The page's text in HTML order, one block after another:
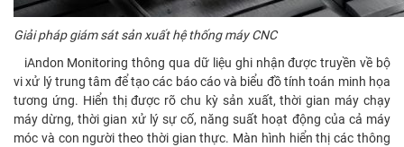
Giải pháp giám sát sản xuất hệ thống máy CNC
iAndon Monitoring thông qua dữ liệu ghi nhận được truyền về bộ
vi xử lý trung tâm để tạo các báo cáo và biểu đồ tính toán minh họa
tương ứng. Hiển thị được rõ chu kỳ sản xuất, thời gian máy chạy
máy dừng, thời gian xử lý sự cố, năng suất hoạt động của cả máy
móc và con người theo thời gian thực. Màn hình hiển thị các thông